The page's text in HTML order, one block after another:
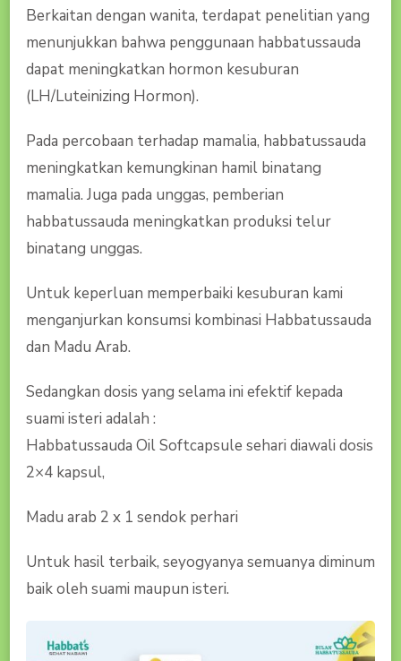
Berkaitan dengan wanita, terdapat penelitian yang
menunjukkan bahwa penggunaan habbatussauda
dapat meningkatkan hormon kesuburan
(LH/Luteinizing Hormon).
Pada percobaan terhadap mamalia, habbatussauda
meningkatkan kemungkinan hamil binatang
mamalia. Juga pada unggas, pemberian
habbatussauda meningkatkan produksi telur
binatang unggas.
Untuk keperluan memperbaiki kesuburan kami
menganjurkan konsumsi kombinasi Habbatussauda
dan Madu Arab.
Sedangkan dosis yang selama ini efektif kepada
suami isteri adalah :
Habbatussauda Oil Softcapsule sehari diawali dosis
2×4 kapsul,
Madu arab 2 x 1 sendok perhari
Untuk hasil terbaik, seyogyanya semuanya diminum
baik oleh suami maupun isteri.